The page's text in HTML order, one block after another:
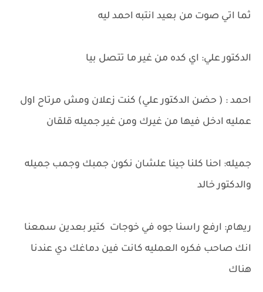
ثما اتي صوت من بعيد انتبه احمد ليه
الدكتور علي: اي كده من غير ما تتصل بيا
احمد : ( حضن الدكتور علي) كنت زعلان ومش مرتاح اول
عمليه ادخل فيها من غيرك ومن غير جميله قلقان
جميله: احنا كلنا جينا علشان نكون جمبك وجمب جميله
والدكتور خالد
ريهام: ارفع راسنا جوه في خوجات كتير بعدين سمعنا
انك صاحب فكره العمليه كانت فين دماغك دي عندنا
هناك